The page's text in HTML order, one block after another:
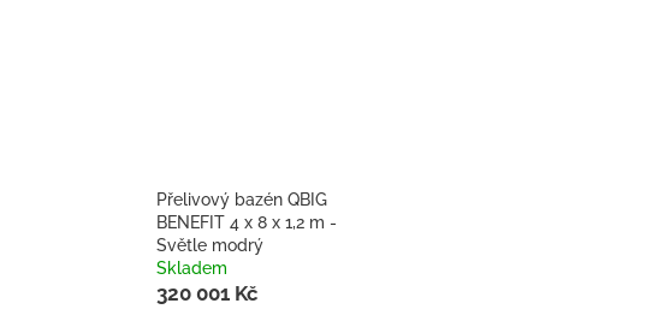
Přelivový bazén QBIG
BENEFIT 4 x 8 x 1,2 m -
Světle modrý
Skladem
320 001 Kč